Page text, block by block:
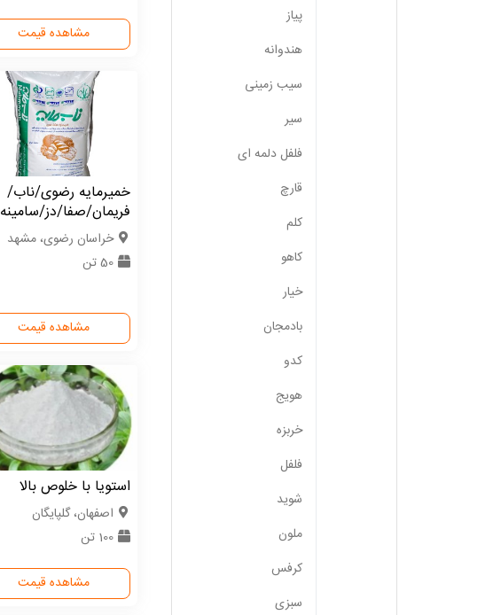
مشاهده قیمت
خمیرمایه رضوی/ناب/
فریمان/صفا/دز/سامینه
خراسان رضوی، مشهد
50 تن
مشاهده قیمت
استویا با خلوص بالا
اصفهان، گلپایگان
100 تن
مشاهده قیمت
پیاز
هندوانه
سیب زمینی
سیر
فلفل دلمه ای
قارچ
کلم
کاهو
خیار
بادمجان
کدو
هویج
خربزه
فلفل
شوید
ملون
کرفس
سبزی